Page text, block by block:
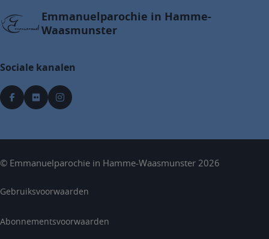
Emmanuelparochie in Hamme-
Waasmunster
Sociale kanalen
© Emmanuelparochie in Hamme-Waasmunster 2026
Gebruiksvoorwaarden
Abonnementsvoorwaarden